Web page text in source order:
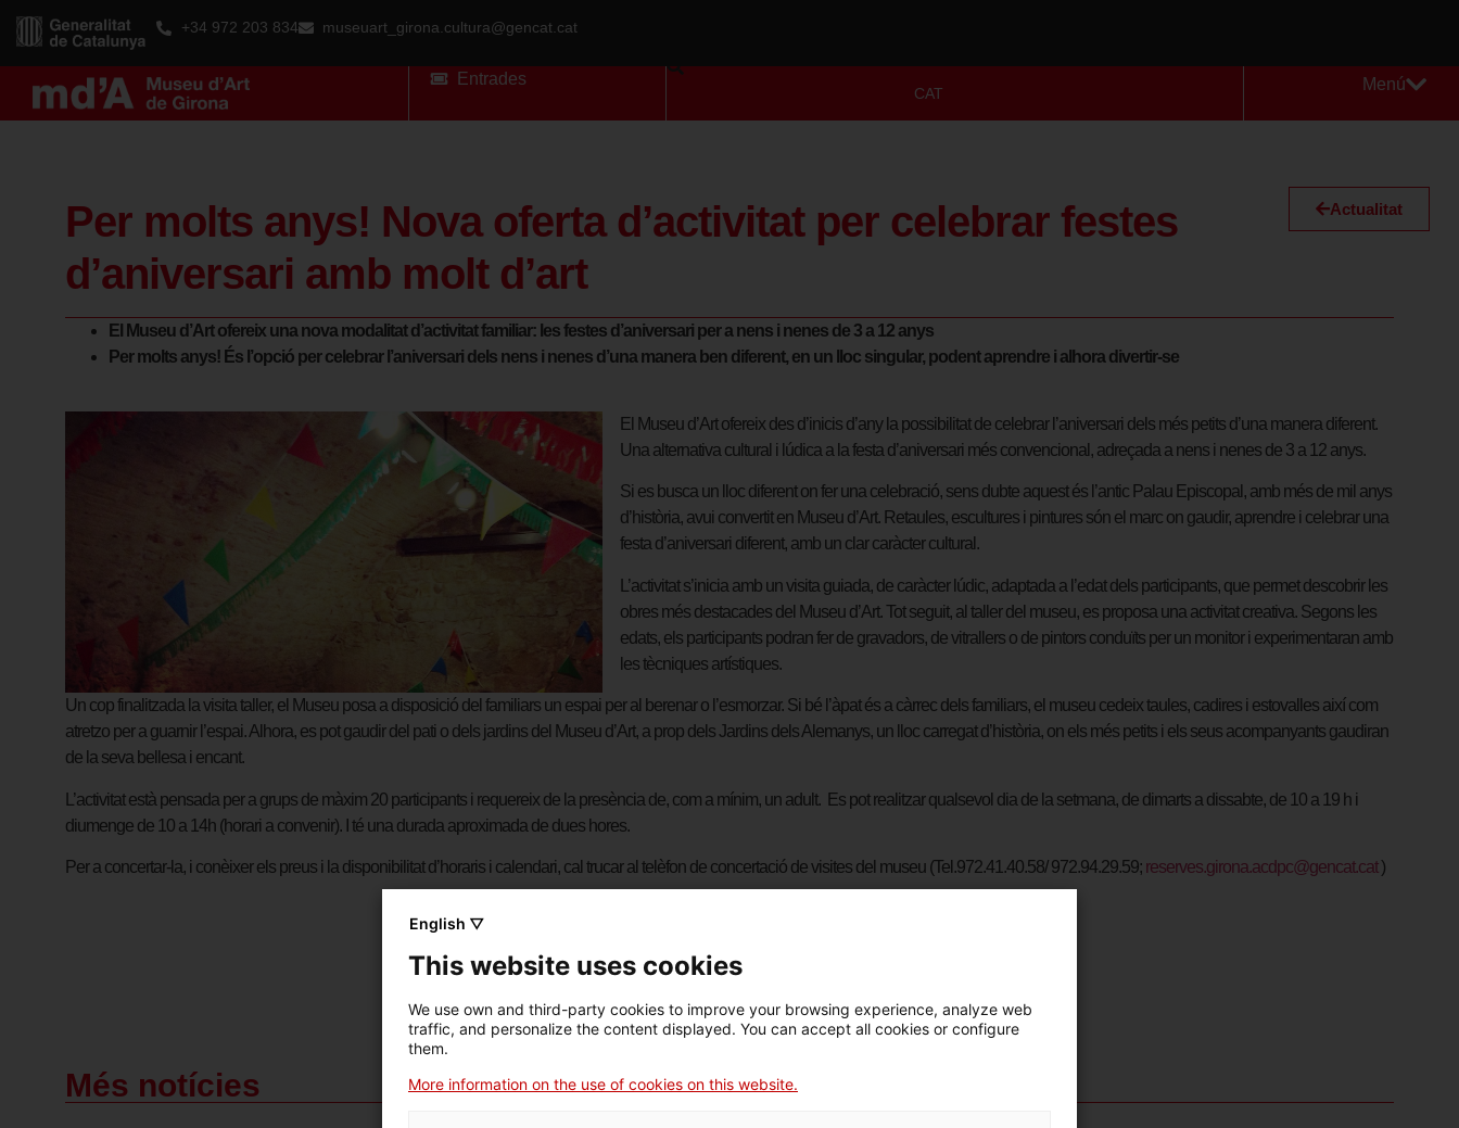
+34 972 203 834 museuart_girona.cultura@gencat.cat
Entrades
CAT
Menú
Per molts anys! Nova oferta d’activitat per celebrar festes
d’aniversari amb molt d’art
Actualitat
El Museu d’Art ofereix una nova modalitat d’activitat familiar: les festes d’aniversari per a nens i nenes de 3 a 12 anys
Per molts anys! És l’opció per celebrar l’aniversari dels nens i nenes d’una manera ben diferent, en un lloc singular, podent aprendre i alhora divertir-se
El Museu d’Art ofereix des d’inicis d’any la possibilitat de celebrar l’aniversari dels més petits d’una manera diferent.
Una alternativa cultural i lúdica a la festa d’aniversari més convencional, adreçada a nens i nenes de 3 a 12 anys.
Si es busca un lloc diferent on fer una celebració, sens dubte aquest és l’antic Palau Episcopal, amb més de mil anys
d’història, avui convertit en Museu d’Art. Retaules, escultures i pintures són el marc on gaudir, aprendre i celebrar una
festa d’aniversari diferent, amb un clar caràcter cultural.
L’activitat s’inicia amb un visita guiada, de caràcter lúdic, adaptada a l’edat dels participants, que permet descobrir les
obres més destacades del Museu d’Art. Tot seguit, al taller del museu, es proposa una activitat creativa. Segons les
edats, els participants podran fer de gravadors, de vitrallers o de pintors conduïts per un monitor i experimentaran amb
les tècniques artístiques.
Un cop finalitzada la visita taller, el Museu posa a disposició del familiars un espai per al berenar o l’esmorzar. Si bé l’àpat és a càrrec dels familiars, el museu cedeix taules, cadires i estovalles així com
atretzo per a guarnir l’espai. Alhora, es pot gaudir del pati o dels jardins del Museu d’Art, a prop dels Jardins dels Alemanys, un lloc carregat d’història, on els més petits i els seus acompanyants gaudiran
de la seva bellesa i encant.
L’activitat està pensada per a grups de màxim 20 participants i requereix de la presència de, com a mínim, un adult. Es pot realitzar qualsevol dia de la setmana, de dimarts a dissabte, de 10 a 19 h i
diumenge de 10 a 14h (horari a convenir). I té una durada aproximada de dues hores.
Per a concertar-la, i conèixer els preus i la disponibilitat d’horaris i calendari, cal trucar al telèfon de concertació de visites del museu (Tel.972.41.40.58/ 972.94.29.59; reserves.girona.acdpc@gencat.cat)
Més notícies
English ▽
This website uses cookies
We use own and third-party cookies to improve your browsing experience, analyze web
traffic, and personalize the content displayed. You can accept all cookies or configure
them.
More information on the use of cookies on this website.